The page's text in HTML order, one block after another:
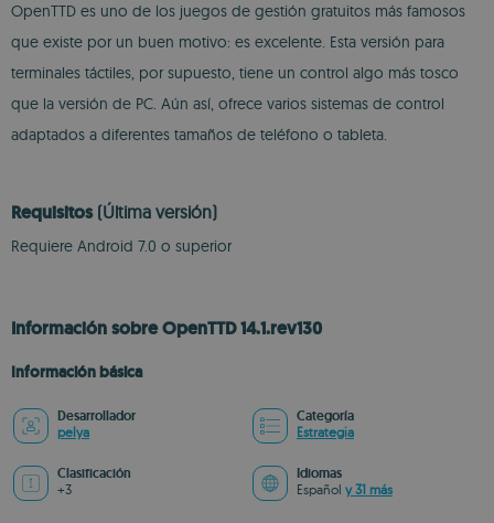
OpenTTD es uno de los juegos de gestión gratuitos más famosos
que existe por un buen motivo: es excelente. Esta versión para
terminales táctiles, por supuesto, tiene un control algo más tosco
que la versión de PC. Aún así, ofrece varios sistemas de control
adaptados a diferentes tamaños de teléfono o tableta.
Requisitos (Última versión)
Requiere Android 7.0 o superior
Información sobre OpenTTD 14.1.rev130
Información básica
Desarrollador
pelya
Categoría
Estrategia
Clasificación
+3
Idiomas
Español y 31 más